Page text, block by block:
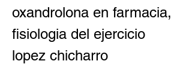
oxandrolona en farmacia,
fisiologia del ejercicio
lopez chicharro